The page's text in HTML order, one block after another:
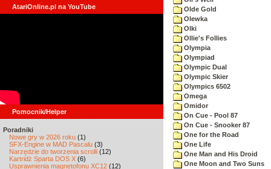
AtariOnline.pl na YouTube
Pomocnik/Helper
Poradniki
Nowe gry w 2026 roku (1)
SFX-Engine w MAD Pascalu (3)
Narzędzie do tworzenia scrolli (12)
Kartridż Sparta DOS X (6)
Usprawnienia magnetofonu XC12 (12)
Olde Gold
Olewka
Olki
Ollie's Follies
Olympia
Olympiad
Olympic Dual
Olympic Skier
Olympics 6502
Omega
Omidor
On Cue - Pool 87
On Cue - Snooker 87
One for the Road
One Life
One Man and His Droid
One Moon and Two Suns